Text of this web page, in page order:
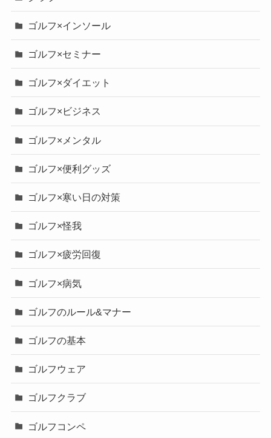
ゴルフ×インソール
ゴルフ×セミナー
ゴルフ×ダイエット
ゴルフ×ビジネス
ゴルフ×メンタル
ゴルフ×便利グッズ
ゴルフ×寒い日の対策
ゴルフ×怪我
ゴルフ×疲労回復
ゴルフ×病気
ゴルフのルール&マナー
ゴルフの基本
ゴルフウェア
ゴルフクラブ
ゴルフコンペ